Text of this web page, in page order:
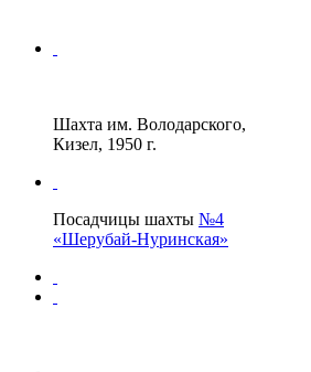
Шахта им. Володарского,
Кизел, 1950 г.
Посадчицы шахты №4
«Шерубай-Нуринская»